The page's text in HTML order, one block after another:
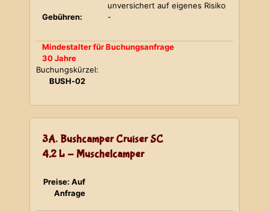
unversichert auf eigenes Risiko
Gebühren:
-
Mindestalter für Buchungsanfrage
30 Jahre
Buchungskürzel:
BUSH-02
3A. Bushcamper Cruiser SC
4,2 L - Muschelcamper
Preise: Auf
Anfrage